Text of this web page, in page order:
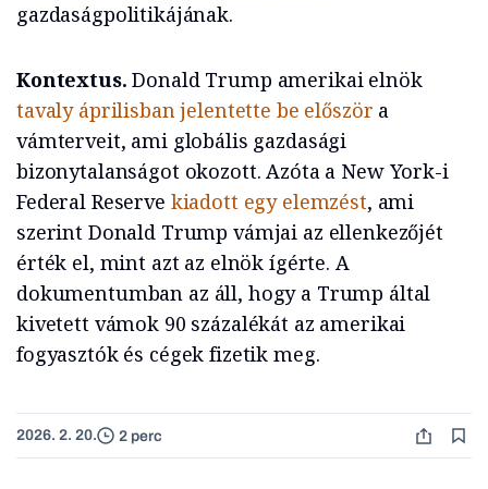
gazdaságpolitikájának.
Kontextus. Donald Trump amerikai elnök
tavaly áprilisban jelentette be először a
vámterveit, ami globális gazdasági
bizonytalanságot okozott. Azóta a New York-i
Federal Reserve kiadott egy elemzést, ami
szerint Donald Trump vámjai az ellenkezőjét
érték el, mint azt az elnök ígérte. A
dokumentumban az áll, hogy a Trump által
kivetett vámok 90 százalékát az amerikai
fogyasztók és cégek fizetik meg.
2026. 2. 20. 2 perc